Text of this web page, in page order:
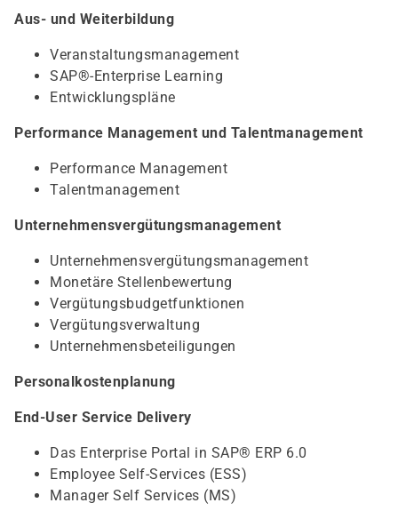
Aus- und Weiterbildung
Veranstaltungsmanagement
SAP®-Enterprise Learning
Entwicklungspläne
Performance Management und Talentmanagement
Performance Management
Talentmanagement
Unternehmensvergütungsmanagement
Unternehmensvergütungsmanagement
Monetäre Stellenbewertung
Vergütungsbudgetfunktionen
Vergütungsverwaltung
Unternehmensbeteiligungen
Personalkostenplanung
End-User Service Delivery
Das Enterprise Portal in SAP® ERP 6.0
Employee Self-Services (ESS)
Manager Self Services (MS)